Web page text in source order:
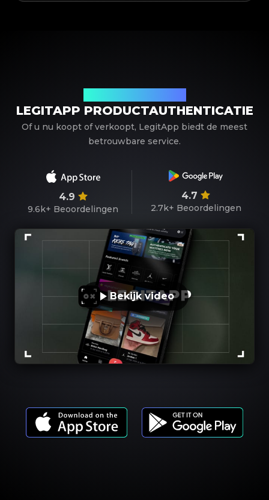
LEGITAPP PRODUCTAUTHENTICATIE
Of u nu koopt of verkoopt, LegitApp biedt de meest
betrouwbare service.
4.9
9.6k+ Beoordelingen
4.7
2.7k+ Beoordelingen
Bekijk video